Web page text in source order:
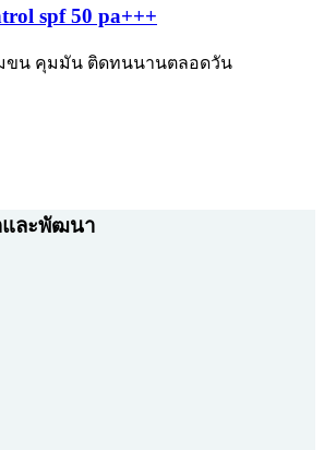
spf 50 pa+++
ขน คุมมัน ติดทนนานตลอดวัน
และพัฒนา